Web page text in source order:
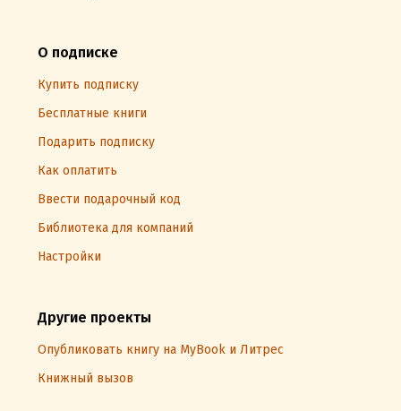
О подписке
Купить подписку
Бесплатные книги
Подарить подписку
Как оплатить
Ввести подарочный код
Библиотека для компаний
Настройки
Другие проекты
Опубликовать книгу на MyBook и Литрес
Книжный вызов